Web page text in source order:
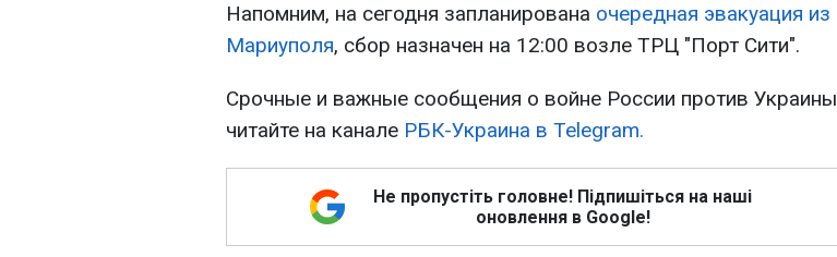
Напомним, на сегодня запланирована очередная эвакуация из
Мариуполя, сбор назначен на 12:00 возле ТРЦ "Порт Сити".
Срочные и важные сообщения о войне России против Украины
читайте на канале РБК-Украина в Telegram.
Не пропустіть головне! Підпишіться на наші
оновлення в Google!